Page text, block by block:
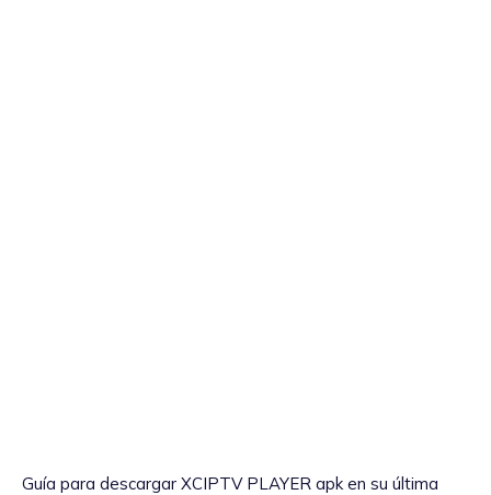
Guía para descargar XCIPTV PLAYER apk en su última